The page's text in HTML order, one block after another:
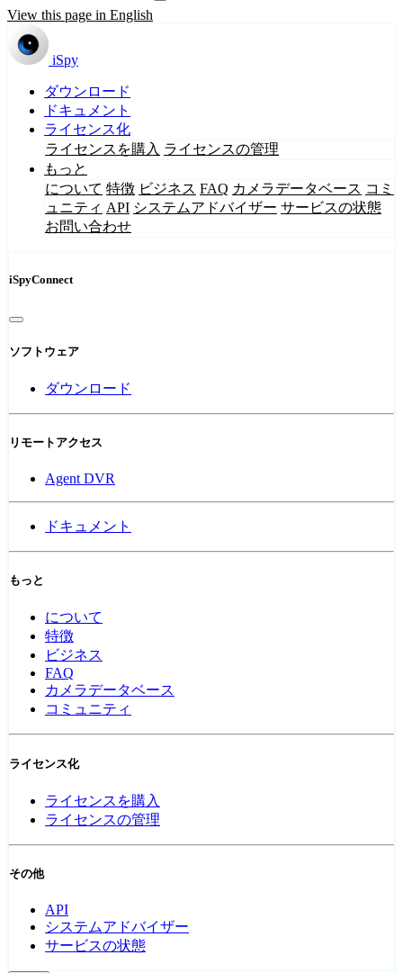
View this page in English
iSpy
ダウンロード
ドキュメント
ライセンス化
ライセンスを購入 ライセンスの管理
もっと
について 特徴 ビジネス FAQ カメラデータベース コミ
ュニティ API システムアドバイザー サービスの状態
お問い合わせ
iSpyConnect
ソフトウェア
ダウンロード
リモートアクセス
Agent DVR
ドキュメント
もっと
について
特徴
ビジネス
FAQ
カメラデータベース
コミュニティ
ライセンス化
ライセンスを購入
ライセンスの管理
その他
API
システムアドバイザー
サービスの状態